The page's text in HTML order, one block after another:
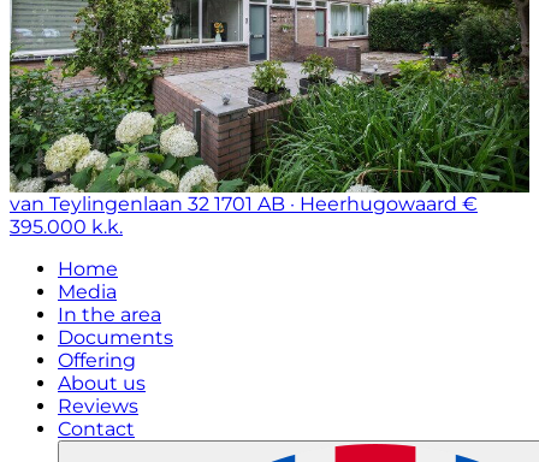
van Teylingenlaan 32 1701 AB · Heerhugowaard €
395.000 k.k.
Home
Media
In the area
Documents
Offering
About us
Reviews
Contact